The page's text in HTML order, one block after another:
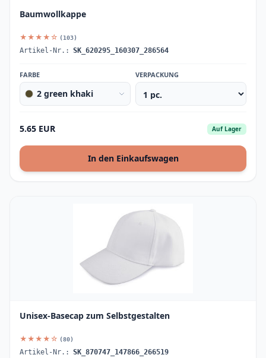
Baumwollkappe
★★★★☆ (103)
Artikel-Nr.: SK_620295_160307_286564
FARBE
2 green khaki
VERPACKUNG
5.65 EUR Auf Lager
In den Einkaufswagen
Unisex-Basecap zum Selbstgestalten
★★★★☆ (80)
Artikel-Nr.: SK_870747_147866_266519